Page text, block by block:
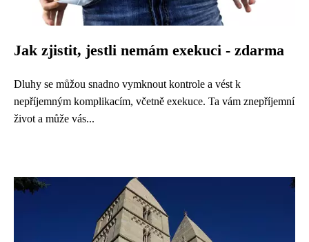
Jak zjistit, jestli nemám exekuci - zdarma
Dluhy se můžou snadno vymknout kontrole a vést k
nepříjemným komplikacím, včetně exekuce. Ta vám znepříjemní
život a může vás...